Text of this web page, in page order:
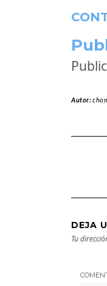
Autor:
DEJA
Tu